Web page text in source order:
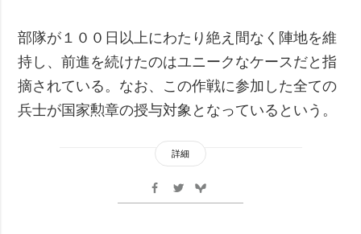
部隊が１００日以上にわたり絶え間なく陣地を維
持し、前進を続けたのはユニークなケースだと指
摘されている。なお、この作戦に参加した全ての
兵士が国家勲章の授与対象となっているという。
詳細